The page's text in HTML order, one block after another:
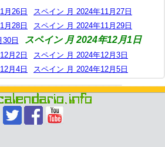
月26日
スペイン 月 2024年11月27日
月28日
スペイン 月 2024年11月29日
日
スペイン 月 2024年12月1日
月2日
スペイン 月 2024年12月3日
月4日
スペイン 月 2024年12月5日